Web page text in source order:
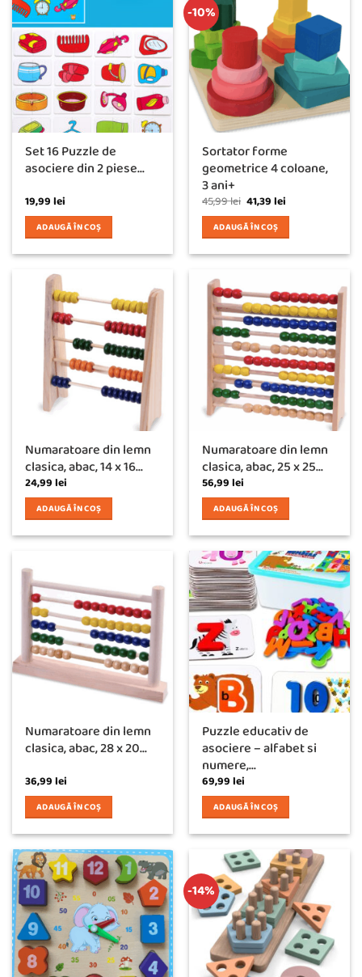
Set 16 Puzzle de
asociere din 2 piese...
19,99lei
ADAUGĂ ÎN COȘ
-10%
Sortator forme
geometrice 4 coloane,
3 ani+
45,99lei Prețul
inițial
a
fost:
45,99 lei.
41,39lei
este:
ADAUGĂ ÎN COȘ
Numaratoare din lemn
clasica, abac, 14 x 16...
24,99lei
ADAUGĂ ÎN COȘ
Numaratoare din lemn
clasica, abac, 25 x 25...
56,99lei
ADAUGĂ ÎN COȘ
Numaratoare din lemn
clasica, abac, 28 x 20...
36,99lei
ADAUGĂ ÎN COȘ
Puzzle educativ de
asociere – alfabet si
numere,...
69,99lei
ADAUGĂ ÎN COȘ
-14%